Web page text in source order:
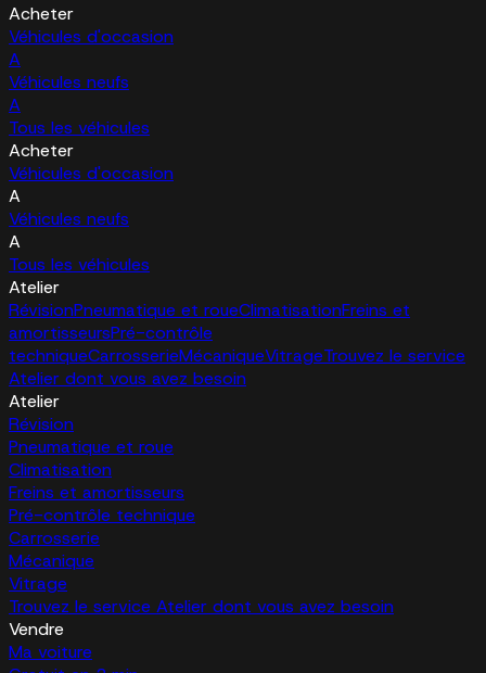
Acheter
Véhicules d'occasion
A
Véhicules neufs
A
Tous les véhicules
Acheter
Véhicules d'occasion
A
Véhicules neufs
A
Tous les véhicules
Atelier
RévisionPneumatique et roueClimatisationFreins et
amortisseursPré-contrôle
techniqueCarrosserieMécaniqueVitrageTrouvez le service
Atelier dont vous avez besoin
Atelier
Révision
Pneumatique et roue
Climatisation
Freins et amortisseurs
Pré-contrôle technique
Carrosserie
Mécanique
Vitrage
Trouvez le service Atelier dont vous avez besoin
Vendre
Ma voiture